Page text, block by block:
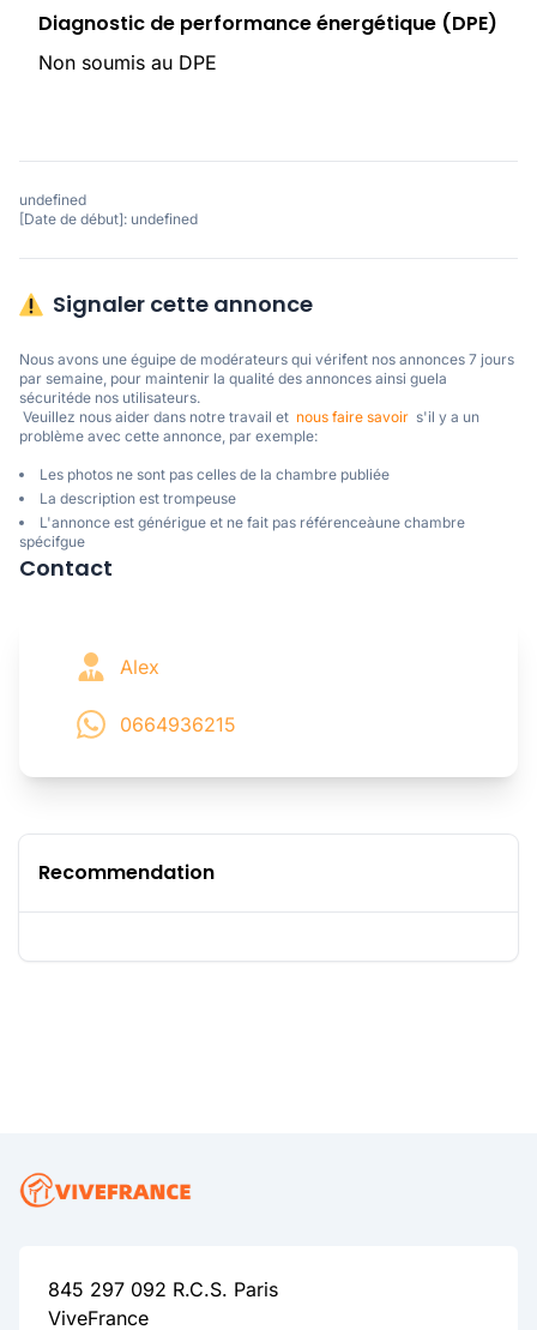
Diagnostic de performance énergétique (DPE)
Non soumis au DPE
undefined
[Date de début]: undefined
Signaler cette annonce
Nous avons une éguipe de modérateurs qui vérifent nos annonces 7 jours
par semaine, pour maintenir la qualité des annonces ainsi guela
sécuritéde nos utilisateurs.
Veuillez nous aider dans notre travail et nous faire savoir
  s'il y a un
problème avec cette annonce, par exemple:
Les photos ne sont pas celles de la chambre publiée
La description est trompeuse
L'annonce est générigue et ne fait pas référenceàune chambre
spécifgue
Contact
Alex
0664936215
Recommendation
845 297 092 R.C.S. Paris
ViveFrance